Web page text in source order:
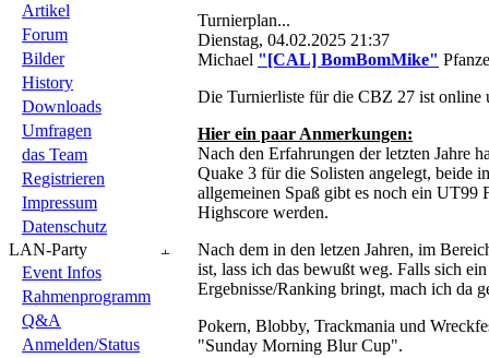
Artikel
Forum
Bilder
History
Downloads
Umfragen
das Team
Registrieren
Impressum
Datenschutz
LAN-Party
Event Infos
Rahmenprogramm
Q&A
Anmelden/Status
Turnierplan...
Dienstag, 04.02.2025 21:37
Michael "[CAL] BomBomMike"
Die Turnierliste für die CBZ 27 ist online
Hier ein paar Anmerkungen:
Nach den Erfahrungen der letzten Jahre
Quake 3 für die Solisten angelegt, beide
allgemeinen Spaß gibt es noch ein
Highscore werden.
Nach dem in den letzen Jahren, im
ist, lass ich das bewußt weg. Falls sich
Ergebnisse/Ranking bringt, mach ich da
Pokern, Blobby, Trackmania und
"Sunday Morning Blur Cup".